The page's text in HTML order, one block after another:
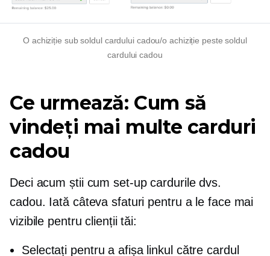
O achiziție sub soldul cardului cadou/o achiziție peste soldul
cardului cadou
Ce urmează: Cum să
vindeți mai multe carduri
cadou
Deci acum știi cumset-upcardurile dvs.
cadou. Iată câteva sfaturi pentru a le face mai
vizibile pentru clienții tăi:
Selectați pentru a afișa linkul către cardul